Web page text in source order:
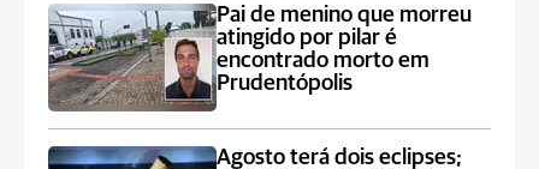
Pai de menino que morreu
atingido por pilar é
encontrado morto em
Prudentópolis
Agosto terá dois eclipses;